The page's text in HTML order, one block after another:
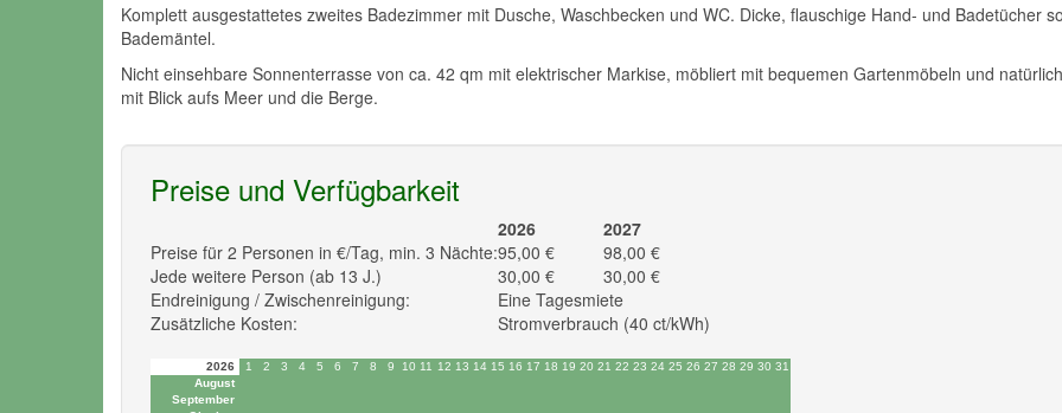
Komplett ausgestattetes zweites Badezimmer mit Dusche, Waschbecken und WC. Dicke, flauschige Hand- und Badetücher
Bademäntel.
Nicht einsehbare Sonnenterrasse von ca. 42 qm mit elektrischer Markise, möbliert mit bequemen Gartenmöbeln und
mit Blick aufs Meer und die Berge.
Preise und Verfügbarkeit
2026
2027
Preise für 2 Personen in €/Tag, min. 3 Nächte:95,00 €
98,00 €
Jede weitere Person (ab 13 J.)
30,00 €
30,00 €
Endreinigung / Zwischenreinigung:
Eine Tagesmiete
Zusätzliche Kosten:
Stromverbrauch (40 ct/kWh)
2026 1 2 3 4 5 6 7 8 9 10 11 12 13 14 15 16 17 18 19 20 21 22 23 24 25 26 27 28 29 30 31
August
September